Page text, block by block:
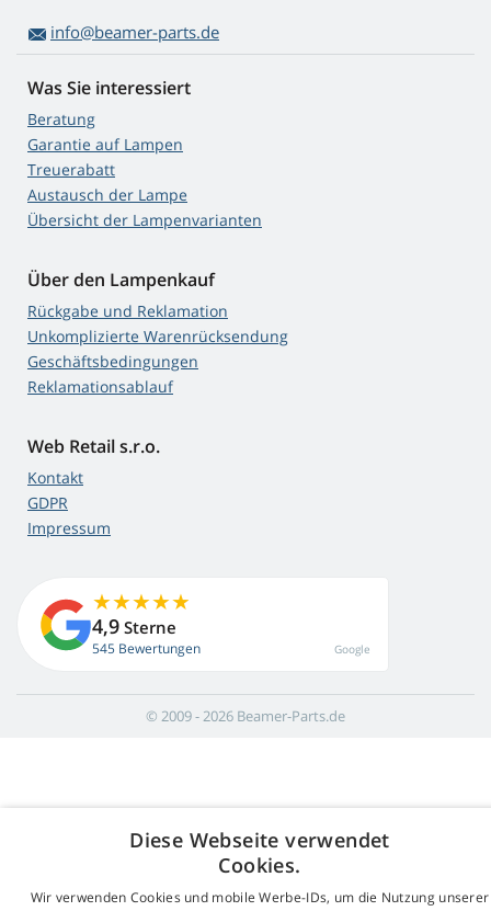
info@beamer-parts.de
Was Sie interessiert
Beratung
Garantie auf Lampen
Treuerabatt
Austausch der Lampe
Übersicht der Lampenvarianten
Über den Lampenkauf
Rückgabe und Reklamation
Unkomplizierte Warenrücksendung
Geschäftsbedingungen
Reklamationsablauf
Web Retail s.r.o.
Kontakt
GDPR
Impressum
4,9 Sterne
545 Bewertungen Google
© 2009 - 2026 Beamer-Parts.de
Diese Webseite verwendet
Cookies.
Wir verwenden Cookies und mobile Werbe-IDs, um die Nutzung unserer